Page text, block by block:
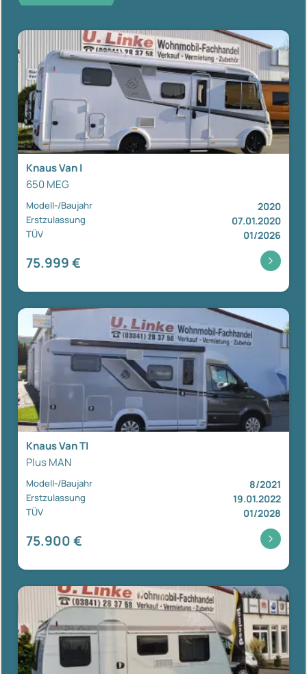
Knaus Van I
650 MEG
Modell-/Baujahr 2020
Erstzulassung 07.01.2020
TÜV 01/2026
75.999 €
Knaus Van TI
Plus MAN
Modell-/Baujahr 8/2021
Erstzulassung 19.01.2022
TÜV 01/2028
75.900 €